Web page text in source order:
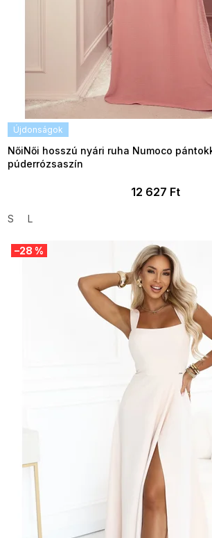
Újdonságok
NőiNői hosszú nyári ruha Numoco
púderrózsaszín
12 627 Ft
S L
–28 %